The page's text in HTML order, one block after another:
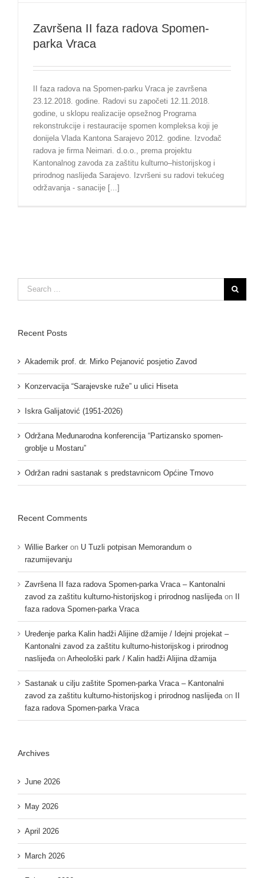
Završena II faza radova Spomen-
parka Vraca
II faza radova na Spomen-parku Vraca je završena
23.12.2018. godine. Radovi su započeti 12.11.2018.
godine, u sklopu realizacije opsežnog Programa
rekonstrukcije i restauracije spomen kompleksa koji je
donijela Vlada Kantona Sarajevo 2012. godine. Izvođač
radova je firma Neimari. d.o.o., prema projektu
Kantonalnog zavoda za zaštitu kulturno–historijskog i
prirodnog naslijeđa Sarajevo. Izvršeni su radovi tekućeg
održavanja - sanacije [...]
Recent Posts
Akademik prof. dr. Mirko Pejanović posjetio Zavod
Konzervacija “Sarajevske ruže” u ulici Hiseta
Iskra Galijatović (1951-2026)
Održana Međunarodna konferencija “Partizansko spomen-
groblje u Mostaru”
Održan radni sastanak s predstavnicom Općine Trnovo
Recent Comments
Willie Barker on U Tuzli potpisan Memorandum o
razumijevanju
Završena II faza radova Spomen-parka Vraca – Kantonalni
zavod za zaštitu kulturno-historijskog i prirodnog naslijeđa on II
faza radova Spomen-parka Vraca
Uređenje parka Kalin hadži Alijine džamije / Idejni projekat –
Kantonalni zavod za zaštitu kulturno-historijskog i prirodnog
naslijeđa on Arheološki park / Kalin hadži Alijina džamija
Sastanak u cilju zaštite Spomen-parka Vraca – Kantonalni
zavod za zaštitu kulturno-historijskog i prirodnog naslijeđa on II
faza radova Spomen-parka Vraca
Archives
June 2026
May 2026
April 2026
March 2026